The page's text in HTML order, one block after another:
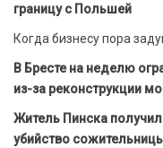
границу с Польшей
Когда бизнесу пора
В Бресте на неделю
из-за реконструкции
Житель Пинска
убийство